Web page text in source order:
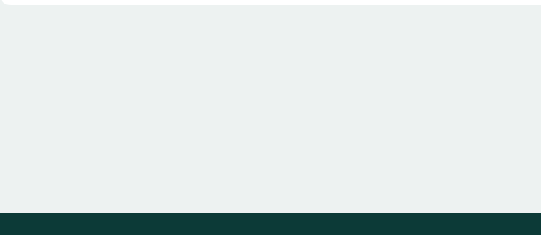
This paper decomposes the factors that govern the access and